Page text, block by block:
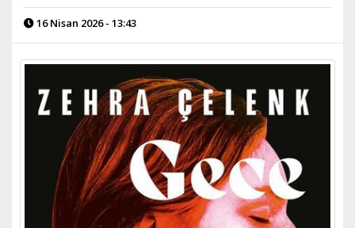
16 Nisan 2026 - 13:43